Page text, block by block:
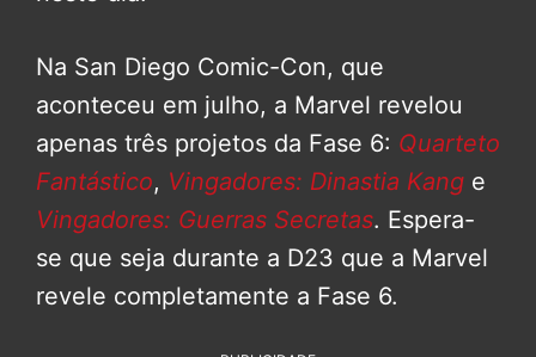
Na San Diego Comic-Con, que
aconteceu em julho, a Marvel revelou
apenas três projetos da Fase 6: Quarteto
Fantástico, Vingadores: Dinastia Kang e
Vingadores: Guerras Secretas. Espera-
se que seja durante a D23 que a Marvel
revele completamente a Fase 6.